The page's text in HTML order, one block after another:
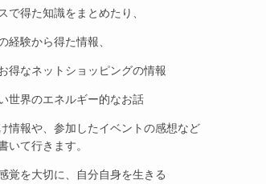
で得た知識をまとめたり、
経験から得た情報、
得なネットショッピングの情報
世界のエネルギー的なお話
情報や、参加したイベントの感想など
いて行きます。
覚を大切に、自分自身を生きる